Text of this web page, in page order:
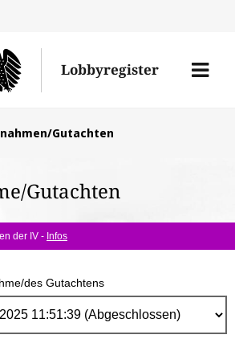
Lobbyregister
Menü
Gutachten
Gutachten
der IV - Infos
des Gutachtens